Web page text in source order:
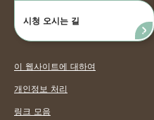
시청 오시는 길
이 웹사이트에 대하여
개인정보 처리
링크 모음